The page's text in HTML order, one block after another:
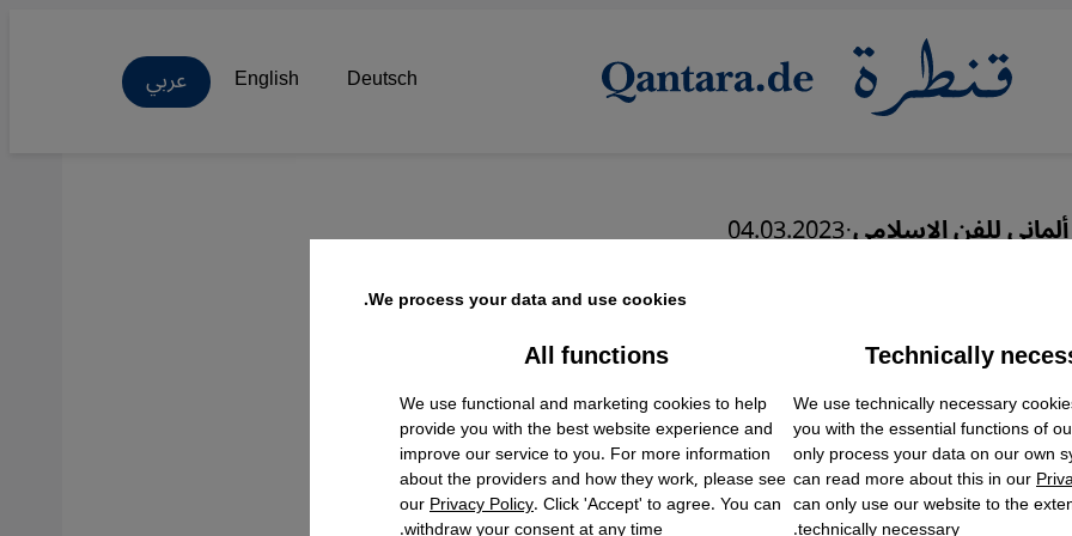
Deutsch
English عربي
للفن الإسلامي·
04.03.2023
متحف الفن الإسلامي ببرلين بلا
English عربي
We process your data and use cookies.
Technically
We use technically necessary
you with the essential functions of
only process your data on our own
can read more about this in our
can only use our website to the
All functions
We use functional and marketing cookies to help
provide you with the best website experience and
improve our service to you. For more information
about the providers and how they work, please see
ourPrivacy Policy. Click 'Accept' to agree. You can
Facebook Embed / Facebook Connect
Twitter Embed
Instagram Embed
Youtube Embed
Google Maps Embed